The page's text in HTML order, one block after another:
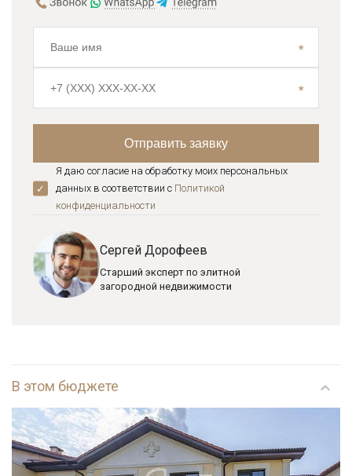
Я даю согласие на обработку моих персональных
данных в соответствии с Политикой
конфиденциальноcти
Сергей Дорофеев
Старший эксперт по элитной
загородной недвижимости
В этом бюджете